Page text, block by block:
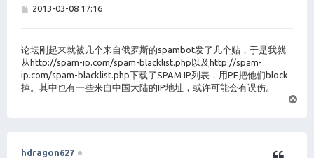
帖
2013-03-08 17:16
论坛刚起来就被几个来自俄罗斯的spambot发了几个贴，于是我就
从http://spam-ip.com/spam-blacklist.php以及http://spam-
ip.com/spam-blacklist.php下载了SPAM IP列表，用PF把他们block
掉。其中也有一些来自中国大陆的IP地址，或许可能会有误伤。
hdragon627